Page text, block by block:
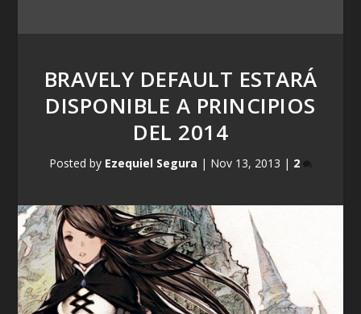
BRAVELY DEFAULT ESTARÁ
DISPONIBLE A PRINCIPIOS
DEL 2014
Posted by Ezequiel Segura | Nov 13, 2013 | 2